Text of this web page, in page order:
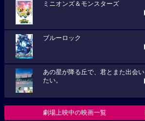
ミニオンズ＆モンスターズ
ブルーロック
あの星が降る丘で、君とまた出会い
たい。
劇場上映中の映画一覧